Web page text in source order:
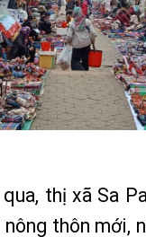
thị xã Sa
thôn mới,